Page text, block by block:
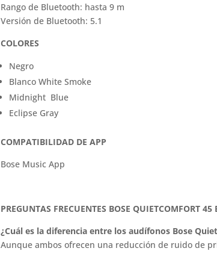
Rango de Bluetooth: hasta 9 m
Versión de Bluetooth: 5.1
COLORES
Negro
Blanco White Smoke
Midnight Blue
Eclipse Gray
COMPATIBILIDAD DE APP
Bose Music App
PREGUNTAS FRECUENTES BOSE QUIETCOMFORT
¿Cuál es la diferencia entre los audífonos Bose
Aunque ambos ofrecen una reducción de ruido de